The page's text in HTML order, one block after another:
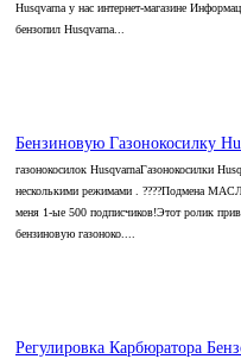
Husqvarna у нас интернет-магазине
бензопил Husqvarna...
Бензиновую Газонокосилку
газонокосилок HusqvarnaГазонокосилки
несколькими режимами . ????Подмена
меня 1-ые 500 подписчиков!Этот ролик
бензиновую газоноко....
Регулировка Карбюратора